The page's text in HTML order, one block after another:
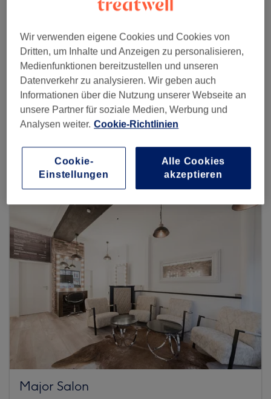
Hairreinspaziert
3874 reviews
Mühlendamm 59, Hohenfelde, 22087 Hamburg
Major Salon
Wir verwenden eigene Cookies und Cookies von
Dritten, um Inhalte und Anzeigen zu personalisieren,
Medienfunktionen bereitzustellen und unseren
Datenverkehr zu analysieren. Wir geben auch
Informationen über die Nutzung unserer Webseite an
unsere Partner für soziale Medien, Werbung und
Analysen weiter. Cookie-Richtlinien
Cookie-
Einstellungen
Alle Cookies
akzeptieren